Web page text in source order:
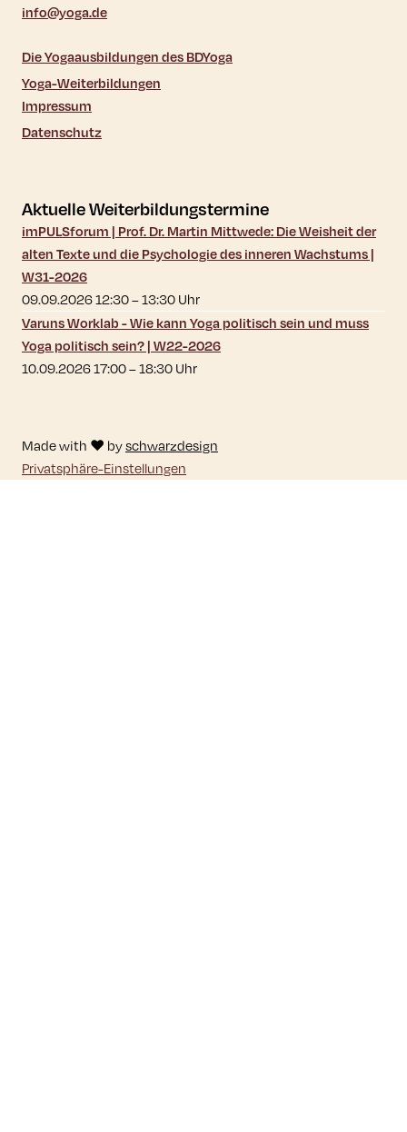
info@yoga.de
Die Yogaausbildungen des BDYoga
Yoga-Weiterbildungen
Impressum
Datenschutz
Aktuelle Weiterbildungstermine
imPULSforum | Prof. Dr. Martin Mittwede: Die Weisheit der
alten Texte und die Psychologie des inneren Wachstums |
W31-2026
09.09.2026 12:30–13:30Uhr
Varuns Worklab - Wie kann Yoga politisch sein und muss
Yoga politisch sein? | W22-2026
10.09.2026 17:00–18:30Uhr
Made with ♥ byschwarzdesign
Privatsphäre-Einstellungen